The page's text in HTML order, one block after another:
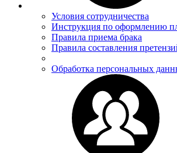
Условия сотрудничества
Инструкция по оформлению
Правила приема брака
Правила составления
Обработка персональных